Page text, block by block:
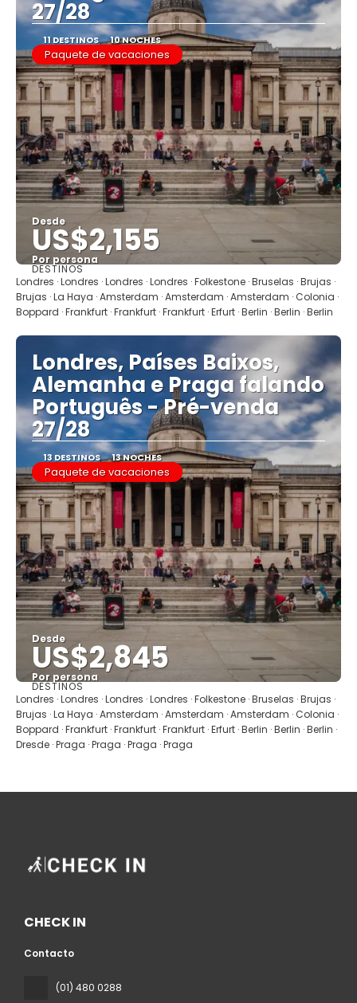
27/28
11 DESTINOS 10 NOCHES
Paquete de vacaciones
Desde
US$2,155
Por persona
Ver
DESTINOS
Londres · Londres · Londres · Londres · Folkestone · Bruselas · Brujas ·
Brujas · La Haya · Amsterdam · Amsterdam · Amsterdam · Colonia ·
Boppard · Frankfurt · Frankfurt · Frankfurt · Erfurt · Berlin · Berlin · Berlin
Londres, Países Baixos,
Alemanha e Praga falando
Português - Pré-venda
27/28
13 DESTINOS 13 NOCHES
Paquete de vacaciones
Desde
US$2,845
Por persona
Ver
DESTINOS
Londres · Londres · Londres · Londres · Folkestone · Bruselas · Brujas ·
Brujas · La Haya · Amsterdam · Amsterdam · Amsterdam · Colonia ·
Boppard · Frankfurt · Frankfurt · Frankfurt · Erfurt · Berlin · Berlin · Berlin ·
Dresde · Praga · Praga · Praga · Praga
CHECK IN
Contacto
(01) 480 0288